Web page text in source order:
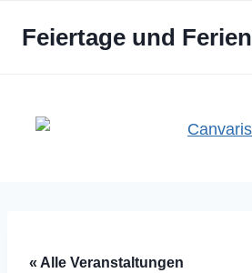
InhaltFeiertage und Ferien
« Alle Veranstaltungen